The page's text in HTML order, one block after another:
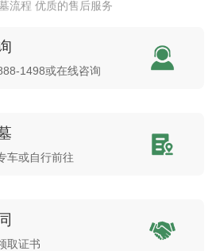
流程 优质的售后服务
1498或在线咨询
车或自行前往
取证书